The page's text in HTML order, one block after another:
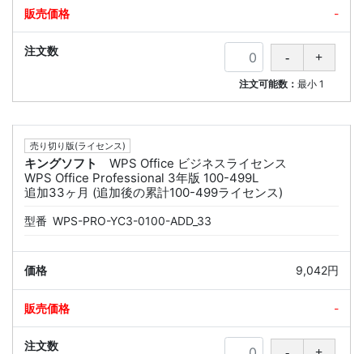
-
注文可能数：最小 1
売り切り版(ライセンス)
キングソフト
WPS Office ビジネスライセンス
WPS Office Professional 3年版 100-499L
追加33ヶ月 (追加後の累計100-499ライセンス)
型番 WPS-PRO-YC3-0100-ADD_33
9,042円
-